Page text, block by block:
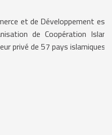
et de Développement est
de Coopération
privé de 57 pays islamiques.